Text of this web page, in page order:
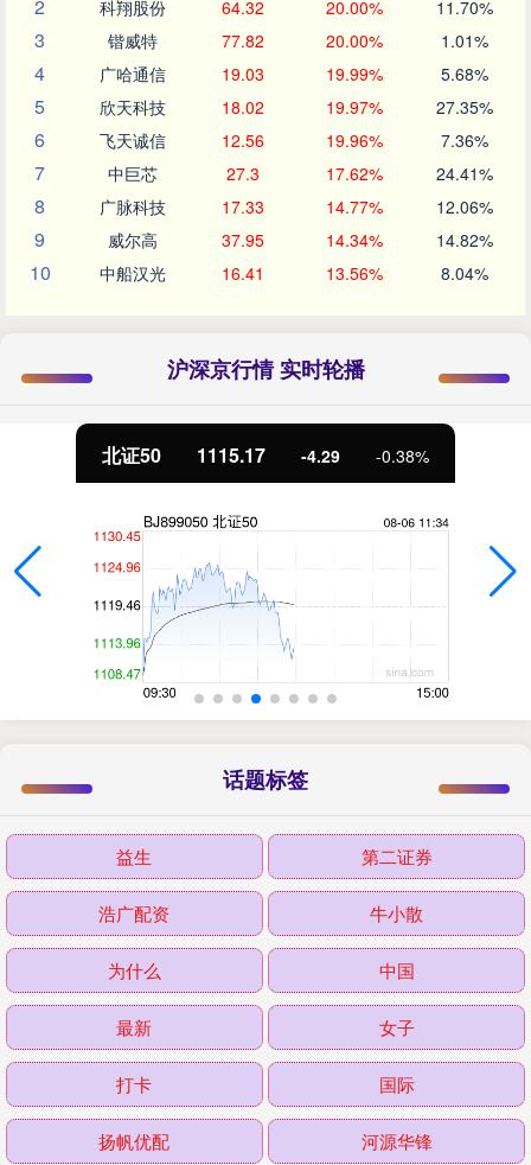
2 科翔股份 64.32 20.00% 11.70%
3 锴威特 77.82 20.00% 1.01%
4 广哈通信 19.03 19.99% 5.68%
5 欣天科技 18.02 19.97% 27.35%
6 飞天诚信 12.56 19.96% 7.36%
7 中巨芯 27.3 17.62% 24.41%
8 广脉科技 17.33 14.77% 12.06%
9 威尔高 37.95 14.34% 14.82%
10 中船汉光 16.41 13.56% 8.04%
沪深京行情 实时轮播
北证50 1115.17 -4.29 -0.38%
话题标签
益生 第二证券
浩广配资 牛小散
为什么 中国
最新 女子
打卡 国际
扬帆优配 河源华锋